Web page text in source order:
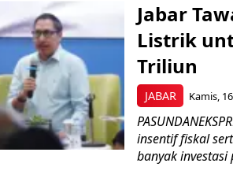
JABAR
Jabar
Listrik
Triliun
Kamis,
insentif fiskal
banyak investasi